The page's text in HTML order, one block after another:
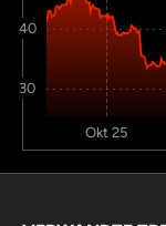
30
40
Okt 25